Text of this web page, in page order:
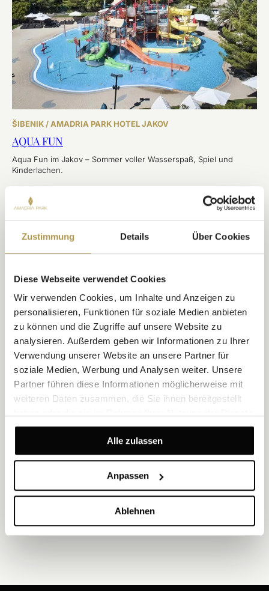
Zustimmung Details Über Cookies
Diese Webseite verwendet Cookies
Wir verwenden Cookies, um Inhalte und Anzeigen zu
personalisieren, Funktionen für soziale Medien anbieten
zu können und die Zugriffe auf unsere Website zu
analysieren. Außerdem geben wir Informationen zu Ihrer
Verwendung unserer Website an unsere Partner für
soziale Medien, Werbung und Analysen weiter. Unsere
Partner führen diese Informationen möglicherweise mit
weiteren Daten zusammen, die Sie ihnen bereitgestellt
gesammelt haben.
Alle zulassen
Anpassen
Ablehnen
ŠIBENIK / AMADRIA PARK HOTEL JAKOV
AQUA FUN
Aqua Fun im Jakov – Sommer voller Wasserspaß, Spiel und
Kinderlachen.
ENTDECKEN
ŠIBENIK / AMADRIA PARK HOTEL ANDRIJA
AQUA SPLASH ADVENTURE
Aqua Splash Adventure im Andrija – ein Sommer voller Spiel,
ENTDECKEN